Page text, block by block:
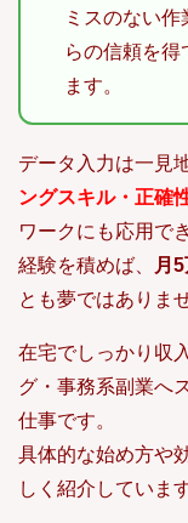
ミスのない
らの信頼を得
ます。
データ入力は一見
ングスキル・正確
ワークにも応用で
経験を積めば、
月
とも夢ではありま
在宅でしっかり収
グ・事務系副業へ
仕事です。
具体的な始め方や
しく紹介しています